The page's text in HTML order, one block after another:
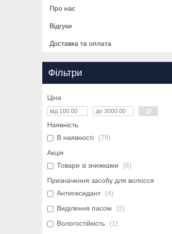
Про нас
Відгуки
Доставка та оплата
Фільтри
Ціна
Наявність
В наявності
79
Акція
Товари зі знижками
6
Призначення засобу для волосся
Антиоксидант
4
Виділення пасом
2
Вологостійкість
1